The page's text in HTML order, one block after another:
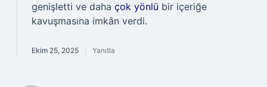
genişletti ve daha çok yönlü bir içeriğe
kavuşmasına imkân verdi.
Ekim 25, 2025 Yanıtla